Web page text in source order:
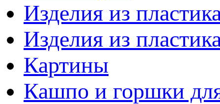
Изделия из
Изделия из
Картины
Кашпо и горшки